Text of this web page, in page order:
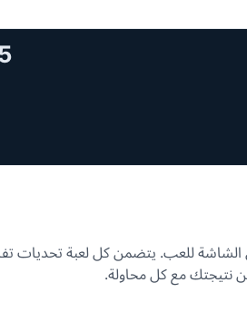
الشاشة للعب. يتضمن كل لعبة تحديات
نتيجتك مع كل محاولة.